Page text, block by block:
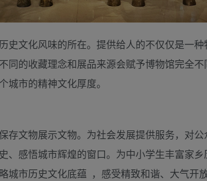
史文化风味的所在。提供给人的不仅仅是一
同的收藏理念和展品来源会赋予博物馆完全
城市的精神文化厚度。
存文物展示文物。为社会发展提供服务，对
、感悟城市辉煌的窗口。为中小学生丰富家
城市历史文化底蕴 ，感受精致和谐、大气开